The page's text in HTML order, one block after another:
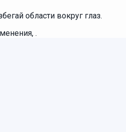
области вокруг глаз.
.